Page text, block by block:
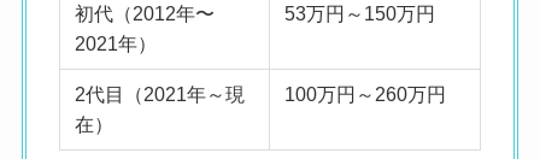
初代（2012年〜
2021年）
53万円～150万円
2代目（2021年～現
在）
100万円～260万円